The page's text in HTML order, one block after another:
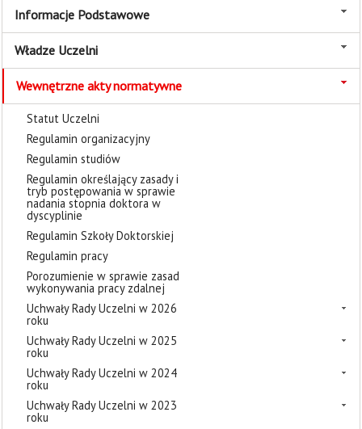
Informacje Podstawowe
Władze Uczelni
Wewnętrzne akty normatywne
Statut Uczelni
Regulamin organizacyjny
Regulamin studiów
Regulamin określający zasady i
tryb postępowania w sprawie
nadania stopnia doktora w
dyscyplinie
Regulamin Szkoły Doktorskiej
Regulamin pracy
Porozumienie w sprawie zasad
wykonywania pracy zdalnej
Uchwały Rady Uczelni w 2026
roku
Uchwały Rady Uczelni w 2025
roku
Uchwały Rady Uczelni w 2024
roku
Uchwały Rady Uczelni w 2023
roku